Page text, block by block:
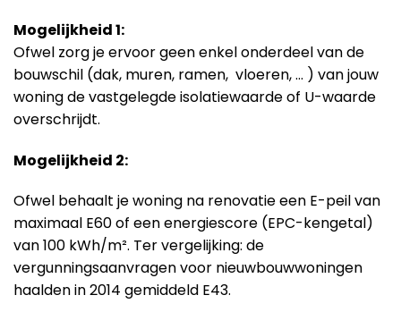
Mogelijkheid 1:
Ofwel zorg je ervoor geen enkel onderdeel van de
bouwschil (dak, muren, ramen, vloeren, … ) van jouw
woning de vastgelegde isolatiewaarde of U-waarde
overschrijdt.
Mogelijkheid 2:
Ofwel behaalt je woning na renovatie een E-peil van
maximaal E60 of een energiescore (EPC-kengetal)
van 100 kWh/m². Ter vergelijking: de
vergunningsaanvragen voor nieuwbouwwoningen
haalden in 2014 gemiddeld E43.